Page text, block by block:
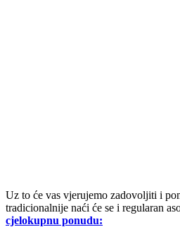
Uz to će vas vjerujemo zadovoljiti i
tradicionalnije naći će se i regularan
cjelokupnu ponudu: